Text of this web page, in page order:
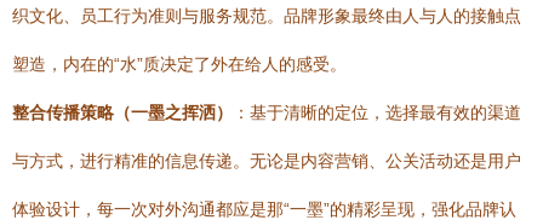
织文化、员工行为准则与服务规范。品牌形象最终由人与人的接触点
塑造，内在的“水”质决定了外在给人的感受。
整合传播策略（一墨之挥洒） ：基于清晰的定位，选择最有效的渠道
与方式，进行精准的信息传递。无论是内容营销、公关活动还是用户
体验设计，每一次对外沟通都应是那“一墨”的精彩呈现，强化品牌认